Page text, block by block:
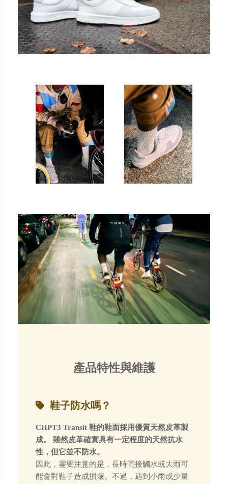
產品特性與維護
鞋子防水嗎？
CHPT3 Transit 鞋的鞋面採用優質天然皮革製
成。 雖然皮革確實具有一定程度的天然抗水
性，但它並不防水。
因此，需要注意的是，長時間接觸水或大雨可
能會對鞋子造成損壞。不過，遇到小雨或少量